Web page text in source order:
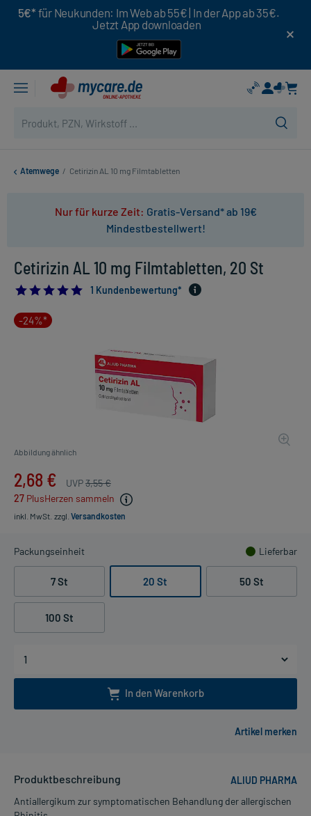
5€* für Neukunden: Im Web ab 55€ | In der App ab 35€.
Jetzt App downloaden
Atemwege / Cetirizin AL 10 mg Filmtabletten
Nur für kurze Zeit: Gratis-Versand* ab 19€
Mindestbestellwert!
Cetirizin AL 10 mg Filmtabletten, 20 St
5.01 Kundenbewertung*
-24%*
Abbildung ähnlich
2,68 € UVP3,55 €
27 PlusHerzen sammeln
inkl. MwSt. zzgl. Versandkosten
Packungseinheit Lieferbar
7 St 20 St 50 St
100 St
In den Warenkorb
Produktbeschreibung
ALIUD PHARMA
Antiallergikum zur symptomatischen Behandlung der allergischen